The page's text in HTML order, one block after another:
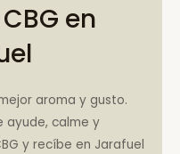
en
aroma y gusto.
ayude, calme y
y recíbe en Jarafuel